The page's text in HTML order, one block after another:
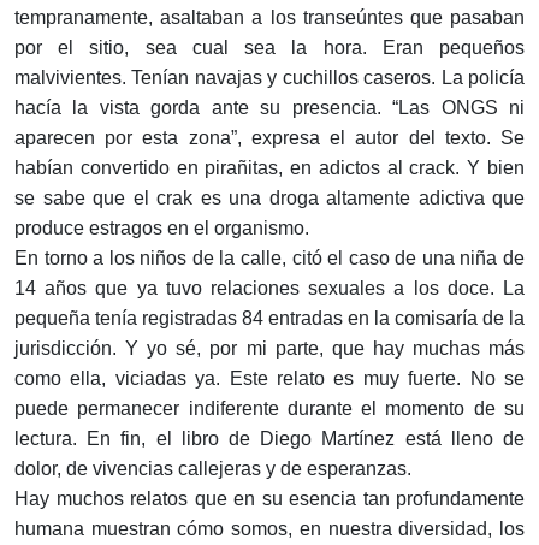
tempranamente, asaltaban a los transeúntes que pasaban
por el sitio, sea cual sea la hora. Eran pequeños
malvivientes. Tenían navajas y cuchillos caseros. La policía
hacía la vista gorda ante su presencia. “Las ONGS ni
aparecen por esta zona”, expresa el autor del texto. Se
habían convertido en pirañitas, en adictos al crack. Y bien
se sabe que el crak es una droga altamente adictiva que
produce estragos en el organismo.
En torno a los niños de la calle, citó el caso de una niña de
14 años que ya tuvo relaciones sexuales a los doce. La
pequeña tenía registradas 84 entradas en la comisaría de la
jurisdicción. Y yo sé, por mi parte, que hay muchas más
como ella, viciadas ya. Este relato es muy fuerte. No se
puede permanecer indiferente durante el momento de su
lectura. En fin, el libro de Diego Martínez está lleno de
dolor, de vivencias callejeras y de esperanzas.
Hay muchos relatos que en su esencia tan profundamente
humana muestran cómo somos, en nuestra diversidad, los